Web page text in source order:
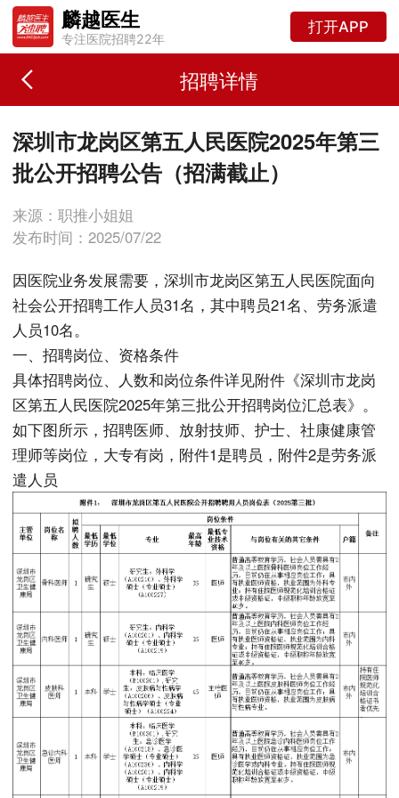
麟越医生
专注医院招聘22年
打开APP
招聘详情
​深圳市龙岗区第五人民医院2025年第三
批公开招聘公告（招满截止）
来源：职推小姐姐
发布时间：2025/07/22
因医院业务发展需要，深圳市龙岗区第五人民医院面向
社会公开招聘工作人员31名，其中聘员21名、劳务派遣
人员10名。
一、招聘岗位、资格条件
具体招聘岗位、人数和岗位条件详见附件《深圳市龙岗
区第五人民医院2025年第三批公开招聘岗位汇总表》。
如下图所示，招聘医师、放射技师、护士、社康健康管
理师等岗位，大专有岗，附件1是聘员，附件2是劳务派
遣人员